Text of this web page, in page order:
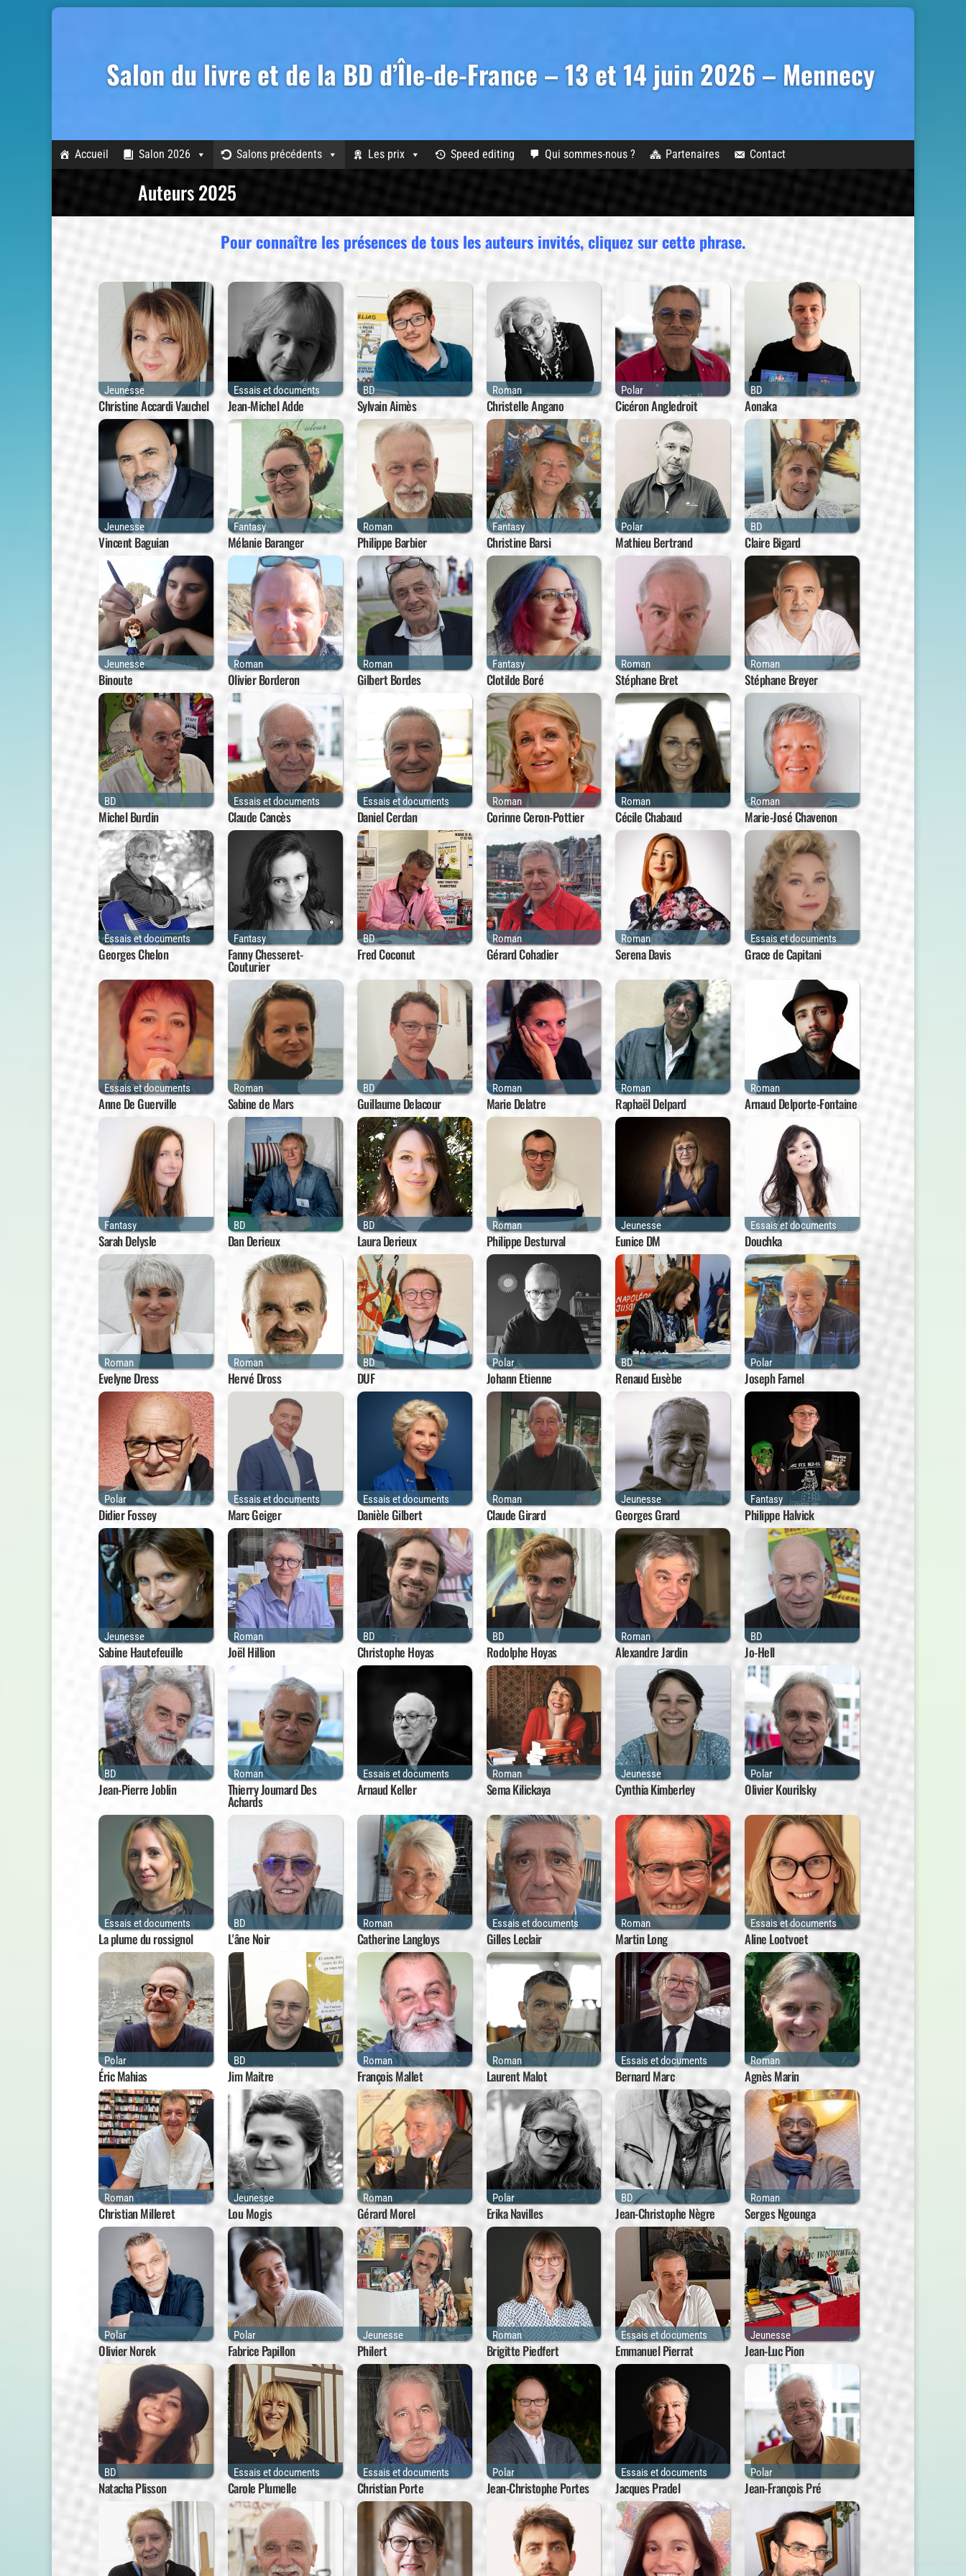
Salon du livre et de la BD d’Île-de-France – 13 et 14 juin 2026 – Mennecy
Accueil Salon 2026 Salons précédents Les prix Speed editing Qui sommes-nous ? Partenaires Contact
Auteurs 2025
Pour connaître les présences de tous les auteurs invités, cliquez sur cette phrase.
Jeunesse
Christine Accardi Vauchel
Essais et documents
Jean-Michel Adde
BD
Sylvain Aimès
Roman
Christelle Angano
Polar
Cicéron Angledroit
BD
Aonaka
Jeunesse
Vincent Baguian
Fantasy
Mélanie Baranger
Roman
Philippe Barbier
Fantasy
Christine Barsi
Polar
Mathieu Bertrand
BD
Claire Bigard
Jeunesse
Binoute
Roman
Olivier Borderon
Roman
Gilbert Bordes
Fantasy
Clotilde Boré
Roman
Stéphane Bret
Roman
Stéphane Breyer
BD
Michel Burdin
Essais et documents
Claude Cancès
Essais et documents
Daniel Cerdan
Roman
Corinne Ceron-Pottier
Roman
Cécile Chabaud
Roman
Marie-José Chavenon
Essais et documents
Georges Chelon
Fantasy
Fanny Chesseret-
Couturier
BD
Fred Coconut
Roman
Gérard Cohadier
Roman
Serena Davis
Essais et documents
Grace de Capitani
Essais et documents
Anne De Guerville
Roman
Sabine de Mars
BD
Guillaume Delacour
Roman
Marie Delatre
Roman
Raphaël Delpard
Roman
Arnaud Delporte-Fontaine
Fantasy
Sarah Delysle
BD
Dan Derieux
BD
Laura Derieux
Roman
Philippe Desturval
Jeunesse
Eunice DM
Essais et documents
Douchka
Roman
Evelyne Dress
Roman
Hervé Dross
BD
DUF
Polar
Johann Etienne
BD
Renaud Eusèbe
Polar
Joseph Farnel
Polar
Didier Fossey
Essais et documents
Marc Geiger
Essais et documents
Danièle Gilbert
Roman
Claude Girard
Jeunesse
Georges Grard
Fantasy
Philippe Halvick
Jeunesse
Sabine Hautefeuille
Roman
Joël Hillion
BD
Christophe Hoyas
BD
Rodolphe Hoyas
Roman
Alexandre Jardin
BD
Jo-Hell
BD
Jean-Pierre Joblin
Roman
Thierry Joumard Des
Achards
Essais et documents
Arnaud Keller
Roman
Sema Kilickaya
Jeunesse
Cynthia Kimberley
Polar
Olivier Kourilsky
Essais et documents
La plume du rossignol
BD
L'âne Noir
Roman
Catherine Langloys
Essais et documents
Gilles Leclair
Roman
Martin Long
Essais et documents
Aline Lootvoet
Polar
Éric Mahias
BD
Jim Maitre
Roman
François Mallet
Roman
Laurent Malot
Essais et documents
Bernard Marc
Roman
Agnès Marin
Roman
Christian Milleret
Jeunesse
Lou Mogis
Roman
Gérard Morel
Polar
Erika Navilles
BD
Jean-Christophe Nègre
Roman
Serges Ngounga
Polar
Olivier Norek
Polar
Fabrice Papillon
Jeunesse
Philert
Roman
Brigitte Piedfert
Essais et documents
Emmanuel Pierrat
Jeunesse
Jean-Luc Pion
BD
Natacha Plisson
Essais et documents
Carole Plumelle
Essais et documents
Christian Porte
Polar
Jean-Christophe Portes
Essais et documents
Jacques Pradel
Polar
Jean-François Pré